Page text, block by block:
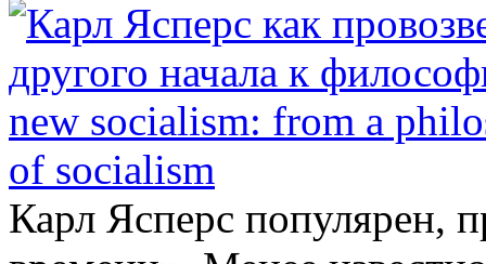
Карл Ясперс как
другого начала к
new socialism: from a
of socialism
Карл Ясперс популярен,